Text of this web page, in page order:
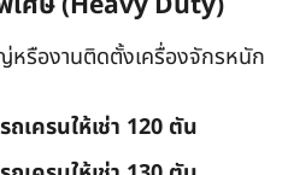
หรืองานติดตั้งเครื่องจักรหนัก
รถเครนให้เช่า 120 ตัน